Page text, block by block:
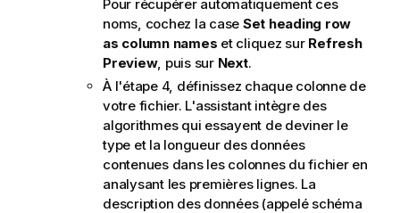
Pour récupérer automatiquement ces
noms, cochez la case Set heading row
as column names et cliquez sur Refresh
Preview, puis sur Next.
À l'étape 4, définissez chaque colonne de
votre fichier. L'assistant intègre des
algorithmes qui essayent de deviner le
type et la longueur des données
contenues dans les colonnes du fichier en
analysant les premières lignes. La
description des données (appelé schéma